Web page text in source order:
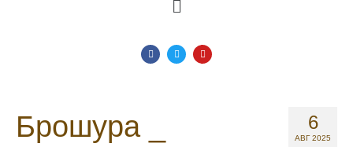
6
АВГ 2025
Брошура _